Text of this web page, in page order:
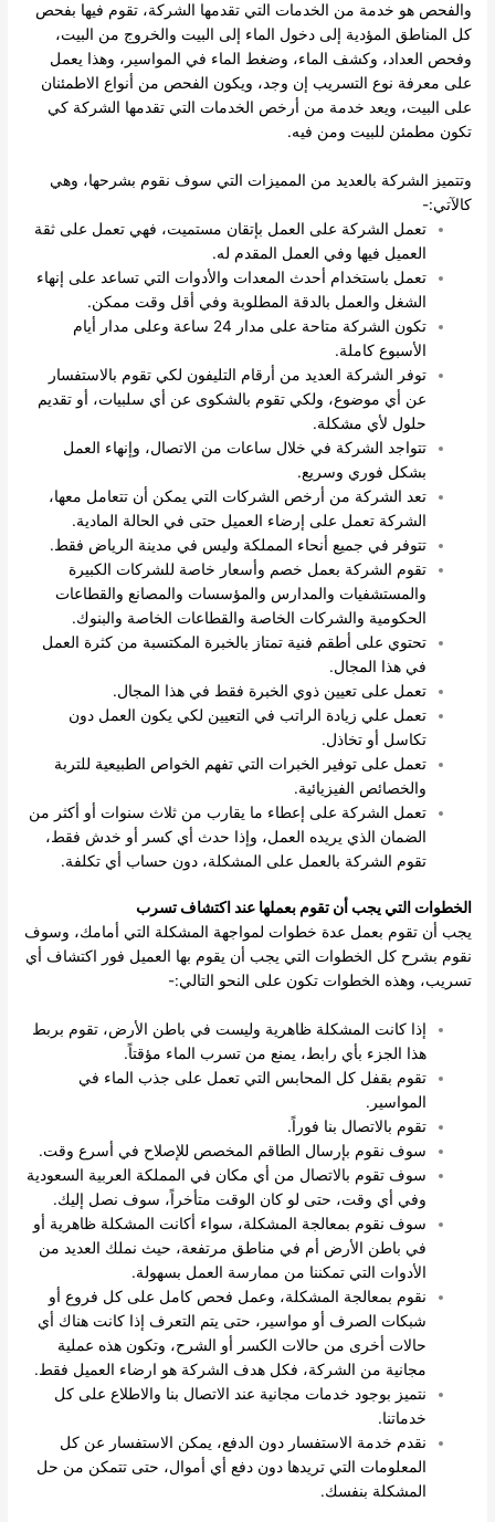
والفحص هو خدمة من الخدمات التي تقدمها الشركة، تقوم فيها بفحص
كل المناطق المؤدية إلى دخول الماء إلى البيت والخروج من البيت،
وفحص العداد، وكشف الماء، وضغط الماء في المواسير، وهذا يعمل
على معرفة نوع التسريب إن وجد، ويكون الفحص من أنواع الاطمئنان
على البيت، ويعد خدمة من أرخص الخدمات التي تقدمها الشركة كي
تكون مطمئن للبيت ومن فيه.
وتتميز الشركة بالعديد من المميزات التي سوف نقوم بشرحها، وهي
كالآتي:-
تعمل الشركة على العمل بإتقان مستميت، فهي تعمل على ثقة
العميل فيها وفي العمل المقدم له.
تعمل باستخدام أحدث المعدات والأدوات التي تساعد على إنهاء
الشغل والعمل بالدقة المطلوبة وفي أقل وقت ممكن.
تكون الشركة متاحة على مدار 24 ساعة وعلى مدار أيام
الأسبوع كاملة.
توفر الشركة العديد من أرقام التليفون لكي تقوم بالاستفسار
عن أي موضوع، ولكي تقوم بالشكوى عن أي سلبيات، أو تقديم
حلول لأي مشكلة.
تتواجد الشركة في خلال ساعات من الاتصال، وإنهاء العمل
بشكل فوري وسريع.
تعد الشركة من أرخص الشركات التي يمكن أن تتعامل معها،
الشركة تعمل على إرضاء العميل حتى في الحالة المادية.
تتوفر في جميع أنحاء المملكة وليس في مدينة الرياض فقط.
تقوم الشركة بعمل خصم وأسعار خاصة للشركات الكبيرة
والمستشفيات والمدارس والمؤسسات والمصانع والقطاعات
الحكومية والشركات الخاصة والقطاعات الخاصة والبنوك.
تحتوي على أطقم فنية تمتاز بالخبرة المكتسبة من كثرة العمل
في هذا المجال.
تعمل على تعيين ذوي الخبرة فقط في هذا المجال.
تعمل علي زيادة الراتب في التعيين لكي يكون العمل دون
تكاسل أو تخاذل.
تعمل على توفير الخبرات التي تفهم الخواص الطبيعية للتربة
والخصائص الفيزيائية.
تعمل الشركة على إعطاء ما يقارب من ثلاث سنوات أو أكثر من
الضمان الذي يريده العمل، وإذا حدث أي كسر أو خدش فقط،
تقوم الشركة بالعمل على المشكلة، دون حساب أي تكلفة.
الخطوات التي يجب أن تقوم بعملها عند اكتشاف تسرب
يجب أن تقوم بعمل عدة خطوات لمواجهة المشكلة التي أمامك، وسوف
نقوم بشرح كل الخطوات التي يجب أن يقوم بها العميل فور اكتشاف أي
تسريب، وهذه الخطوات تكون على النحو التالي:-
إذا كانت المشكلة ظاهرية وليست في باطن الأرض، تقوم بربط
هذا الجزء بأي رابط، يمنع من تسرب الماء مؤقتاً.
تقوم بقفل كل المحابس التي تعمل على جذب الماء في
المواسير.
تقوم بالاتصال بنا فوراً.
سوف نقوم بإرسال الطاقم المخصص للإصلاح في أسرع وقت.
سوف تقوم بالاتصال من أي مكان في المملكة العربية السعودية
وفي أي وقت، حتى لو كان الوقت متأخراً، سوف نصل إليك.
سوف نقوم بمعالجة المشكلة، سواء أكانت المشكلة ظاهرية أو
في باطن الأرض أم في مناطق مرتفعة، حيث نملك العديد من
الأدوات التي تمكننا من ممارسة العمل بسهولة.
نقوم بمعالجة المشكلة، وعمل فحص كامل على كل فروع أو
شبكات الصرف أو مواسير، حتى يتم التعرف إذا كانت هناك أي
حالات أخرى من حالات الكسر أو الشرح، وتكون هذه عملية
مجانية من الشركة، فكل هدف الشركة هو ارضاء العميل فقط.
نتميز بوجود خدمات مجانية عند الاتصال بنا والاطلاع على كل
خدماتنا.
نقدم خدمة الاستفسار دون الدفع، يمكن الاستفسار عن كل
المعلومات التي تريدها دون دفع أي أموال، حتى تتمكن من حل
المشكلة بنفسك.